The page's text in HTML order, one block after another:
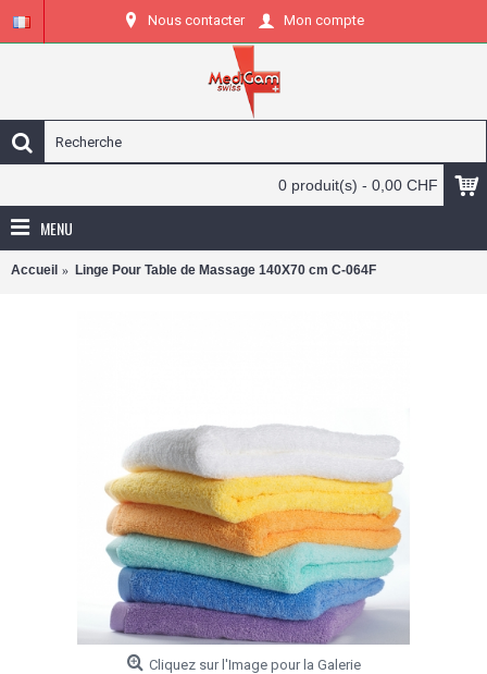
Nous contacter Mon compte
0 produit(s) - 0,00 CHF
MENU
Accueil Linge Pour Table de Massage 140X70 cm C-064F
Cliquez sur l'Image pour la Galerie